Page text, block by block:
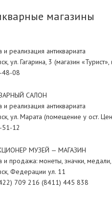
магазины
и реализация антиквариата
ул. Гагарина, 3 (магазин
48-08
САЛОН
и реализация антиквариата
ул. Марата (помещение у ост.
51-12
МУЗЕЙ — МАГАЗИН
и продажа: монеты, значки,
Федерации ул. 11
709 216 (8411) 445 838